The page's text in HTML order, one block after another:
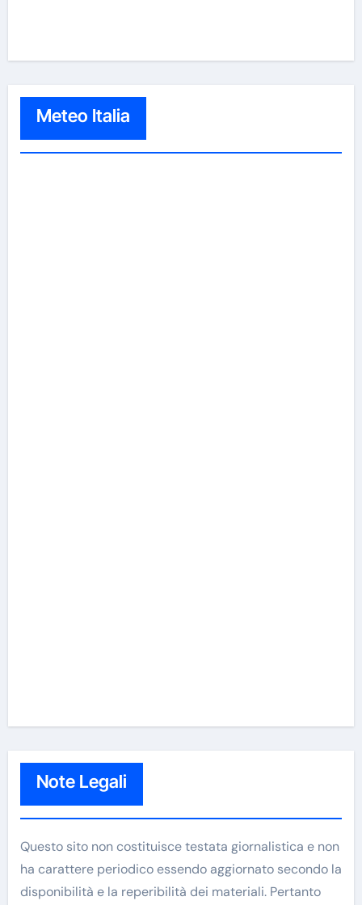
Meteo Italia
Note Legali
Questo sito non costituisce testata giornalistica e non
ha carattere periodico essendo aggiornato secondo la
disponibilità e la reperibilità dei materiali. Pertanto